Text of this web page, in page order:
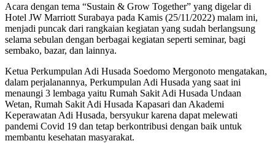
Acara dengan tema “Sustain & Grow Together” yang digelar di
Hotel JW Marriott Surabaya pada Kamis (25/11/2022) malam ini,
menjadi puncak dari rangkaian kegiatan yang sudah berlangsung
selama sebulan dengan berbagai kegiatan seperti seminar, bagi
sembako, bazar, dan lainnya.
Ketua Perkumpulan Adi Husada Soedomo Mergonoto mengatakan,
dalam perjalanannya, Perkumpulan Adi Husada yang saat ini
menaungi 3 lembaga yaitu Rumah Sakit Adi Husada Undaan
Wetan, Rumah Sakit Adi Husada Kapasari dan Akademi
Keperawatan Adi Husada, bersyukur karena dapat melewati
pandemi Covid 19 dan tetap berkontribusi dengan baik untuk
membantu kesehatan masyarakat.